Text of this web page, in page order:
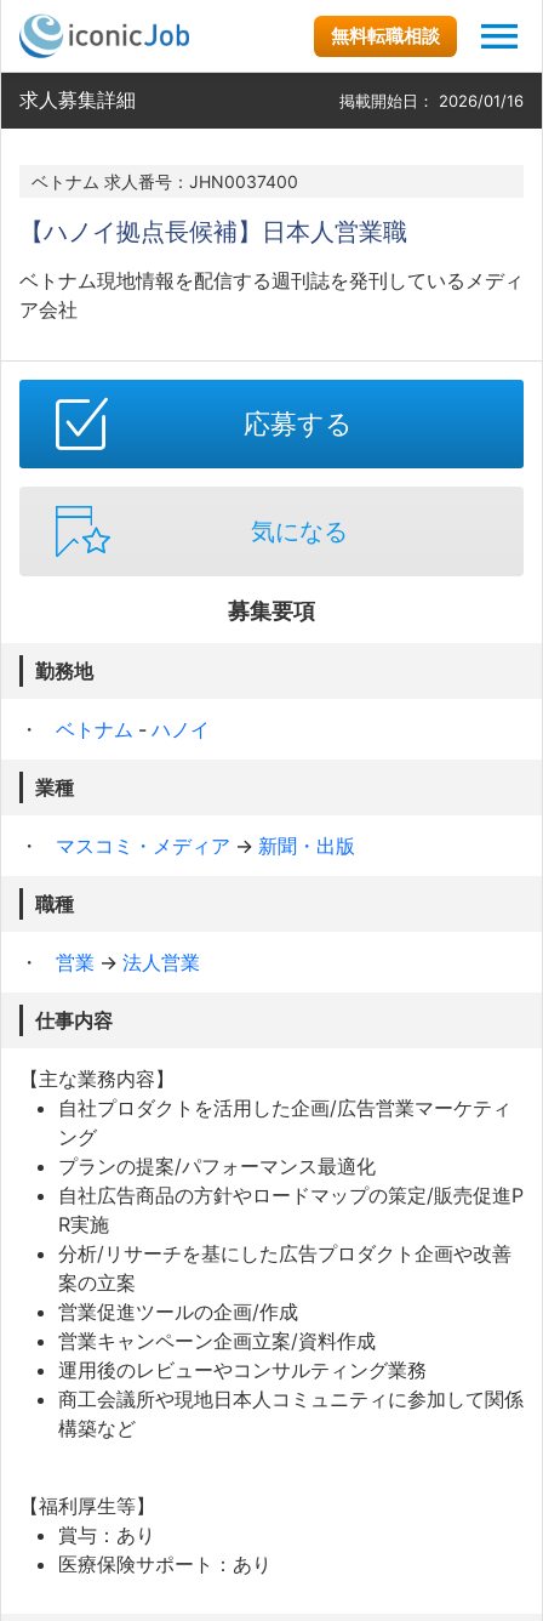
無料転職相談
求人募集詳細 掲載開始日： 2026/01/16
ベトナム 求人番号：JHN0037400
【ハノイ拠点長候補】日本人営業職
ベトナム現地情報を配信する週刊誌を発刊しているメディ
ア会社
応募する
気になる
募集要項
勤務地
ベトナム - ハノイ
業種
マスコミ・メディア → 新聞・出版
職種
営業 → 法人営業
仕事内容
【主な業務内容】
自社プロダクトを活用した企画/広告営業マーケティ
ング
プランの提案/パフォーマンス最適化
自社広告商品の方針やロードマップの策定/販売促進P
R実施
分析/リサーチを基にした広告プロダクト企画や改善
案の立案
営業促進ツールの企画/作成
営業キャンペーン企画立案/資料作成
運用後のレビューやコンサルティング業務
商工会議所や現地日本人コミュニティに参加して関係
構築など
【福利厚生等】
賞与：あり
医療保険サポート：あり